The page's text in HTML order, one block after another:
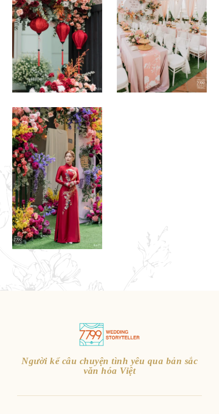
Người kể câu chuyện tình yêu qua bản sắc
văn hóa Việt